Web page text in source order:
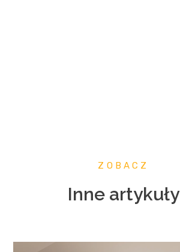
ZOBACZ
Inne artykuły